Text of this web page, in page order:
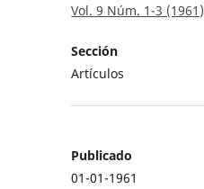
Vol. 9 Núm. 1-3 (1961)
Sección
Artículos
Publicado
01-01-1961